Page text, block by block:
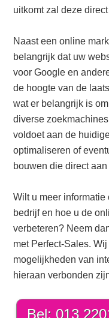
uitkomt zal deze
Naast een online
belangrijk dat uw
voor Google en
de hoogte van de
wat er belangrijk is
diverse
voldoet aan de
optimaliseren of
bouwen die direct
Wilt u meer
bedrijf en hoe u de
verbeteren? Neem
met Perfect-Sales.
mogelijkheden van
hieraan verbonden
Bel: 013